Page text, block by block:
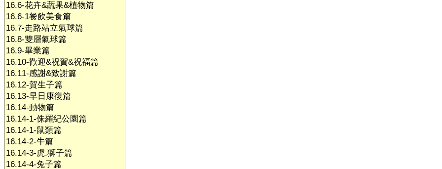
16.6-花卉&蔬果&植物篇
16.6-1餐飲美食篇
16.7-走路站立氣球篇
16.8-雙層氣球篇
16.9-畢業篇
16.10-歡迎&祝賀&祝福篇
16.11-感謝&致謝篇
16.12-賀生子篇
16.13-早日康復篇
16.14-動物篇
16.14-1-侏羅紀公園篇
16.14-1-鼠類篇
16.14-2-牛篇
16.14-3-虎.獅子篇
16.14-4-兔子篇